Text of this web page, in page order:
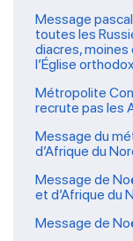
Message
toutes les
diacres,
l’Église
Métropolite
recrute pas les
Message du
d’Afrique du
Message de
et d’Afrique du
Message de